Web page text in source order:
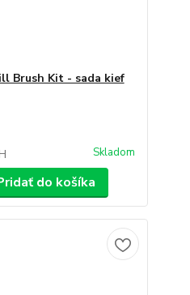
Brush Kit - sada kief
Skladom
do košíka